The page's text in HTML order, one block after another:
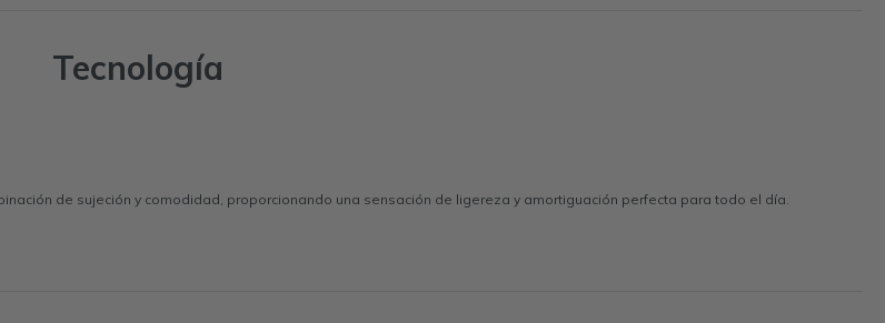
Tecnología
de sujeción y comodidad, proporcionando una sensación de ligereza y amortiguación perfecta para todo el día.